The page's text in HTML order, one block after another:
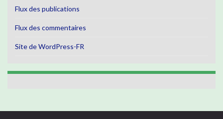
Flux des publications
Flux des commentaires
Site de WordPress-FR